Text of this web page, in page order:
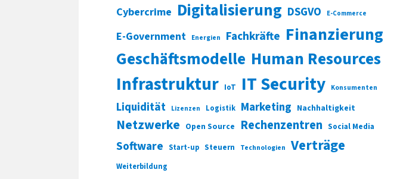
Cybercrime Digitalisierung DSGVO E-Commerce
E-Government Energien Fachkräfte Finanzierung
Geschäftsmodelle Human Resources
Infrastruktur IoT IT Security Konsumenten
Liquidität Lizenzen Logistik Marketing Nachhaltigkeit
Netzwerke Open Source Rechenzentren Social Media
Software Start-up Steuern Technologien Verträge
Weiterbildung